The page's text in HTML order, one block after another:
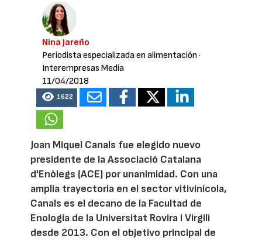
Nina Jareño
Periodista especializada en alimentación ·
Interempresas Media
11/04/2018
1622
Joan Miquel Canals fue elegido nuevo
presidente de la Associació Catalana
d'Enòlegs (ACE) por unanimidad. Con una
amplia trayectoria en el sector vitivinícola,
Canals es el decano de la Facultad de
Enología de la Universitat Rovira i Virgili
desde 2013. Con el objetivo principal de